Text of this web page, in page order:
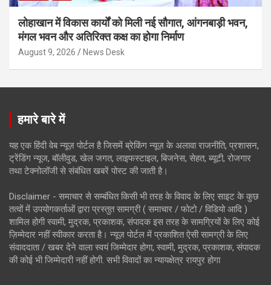
लोहाखान में विकास कार्यों को मिली नई सौगात, आंगनबाड़ी भवन,
मंगल भवन और अतिरिक्त कक्ष का होगा निर्माण
August 9, 2026 News Desk
हमारे बारे में
यह एक हिंदी वेब न्यूज़ पोर्टल है जिसमें ब्रेकिंग न्यूज़ के अलावा राजनीति, प्रशासन,
ट्रेंडिंग न्यूज, बॉलीवुड, खेल जगत, लाइफस्टाइल, बिजनेस, सेहत, ब्यूटी, रोजगार
तथा टेक्नोलॉजी से संबंधित खबरें पोस्ट की जाती है।
Disclaimer - समाचार से सम्बंधित किसी भी तरह के विवाद के लिए साइट के कुछ
तत्वों में उपयोगकर्ताओं द्वारा प्रस्तुत सामग्री ( समाचार / फोटो / विडियो आदि )
शामिल होगी स्वामी, मुद्रक, प्रकाशक, संपादक इस तरह के सामग्रियों के लिए कोई
ज़िम्मेदार नहीं स्वीकार करता है। न्यूज़ पोर्टल में प्रकाशित ऐसी सामग्री के लिए
संवाददाता / खबर देने वाला स्वयं जिम्मेदार होगा, स्वामी, मुद्रक, प्रकाशक, संपादक
की कोई भी जिम्मेदारी नहीं होगी. सभी विवादों का न्यायक्षेत्र रायपुर होगा